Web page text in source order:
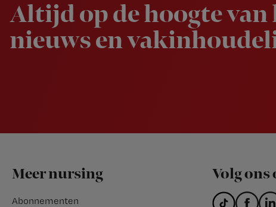
Altijd op de hoogte van
nieuws en
Footer
Meer nursing
Abonnementen
Volg ons